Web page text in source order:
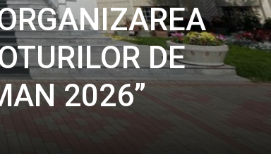
DE
2026”